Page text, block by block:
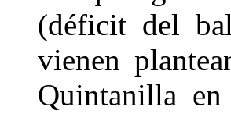
(déficit del
vienen
Quintanilla